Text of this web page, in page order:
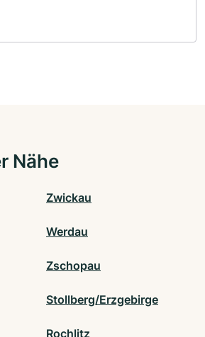
Nähe
Zwickau
Werdau
Zschopau
Stollberg/Erzgebirge
Rochlitz